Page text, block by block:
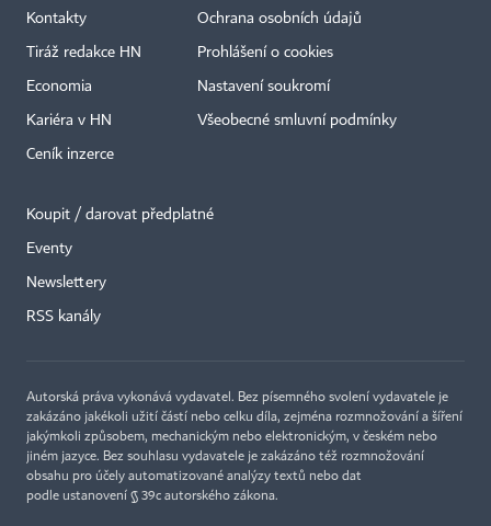
Kontakty
Tiráž redakce HN
Economia
Kariéra v HN
Ceník inzerce
Ochrana osobních údajů
Prohlášení o cookies
Nastavení soukromí
Všeobecné smluvní podmínky
Koupit / darovat předplatné
Eventy
Newslettery
RSS kanály
Autorská práva vykonává vydavatel. Bez písemného svolení vydavatele je
zakázáno jakékoli užití částí nebo celku díla, zejména rozmnožování a šíření
jakýmkoli způsobem, mechanickým nebo elektronickým, v českém nebo
jiném jazyce. Bez souhlasu vydavatele je zakázáno též rozmnožování
obsahu pro účely automatizované analýzy textů nebo dat
podle ustanovení § 39c autorského zákona.